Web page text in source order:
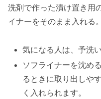
洗剤で作った漬け置き用
イナーをそのまま入れる
気になる人は、予洗
ソフライナーを沈め
るときに取り出しや
く入れられます。